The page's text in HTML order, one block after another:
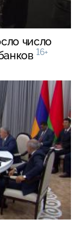
число
16+